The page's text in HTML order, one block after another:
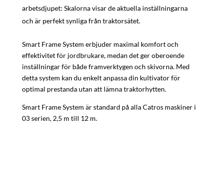
arbetsdjupet: Skalorna visar de aktuella inställningarna
och är perfekt synliga från traktorsätet.
Smart Frame System erbjuder maximal komfort och
effektivitet för jordbrukare, medan det ger oberoende
inställningar för både framverktygen och skivorna. Med
detta system kan du enkelt anpassa din kultivator för
optimal prestanda utan att lämna traktorhytten.
Smart Frame System är standard på alla Catros maskiner i
03 serien, 2,5 m till 12 m.